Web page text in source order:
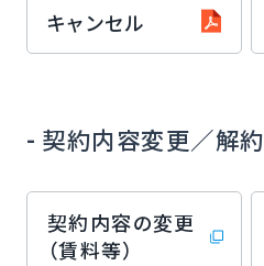
キャンセル
- 契約内容変更／解約
契約内容の変更
（賃料等）